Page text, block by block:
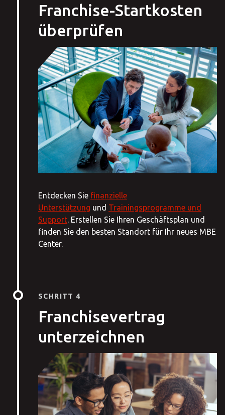
Franchise-Startkosten
überprüfen
Entdecken Sie finanzielle
Unterstützung und Trainingsprogramme und
Support. Erstellen Sie Ihren Geschäftsplan und
finden Sie den besten Standort für Ihr neues MBE
Center.
SCHRITT 4
Franchisevertrag
unterzeichnen